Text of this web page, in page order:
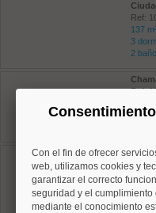
Ref:
137
3
2
Ref:
3
1
Ref:
73 m²
3
Con el fin de ofrecer
web, utilizamos cookies y
garantizar el correcto
seguridad y el
mediante el conocimiento